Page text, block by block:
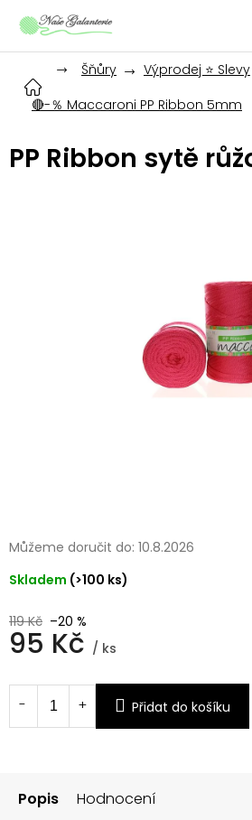
Šňůry
Výprodej ⭐ Slevy
🔴-％ Maccaroni PP Ribbon 5mm
PP Ribbon sytě
119 Kč –20 %
95 Kč / ks
cena:
Skladem (>100 ks)
Můžeme doručit do: 10.8.2026
Přidat do košíku
Popis Hodnocení